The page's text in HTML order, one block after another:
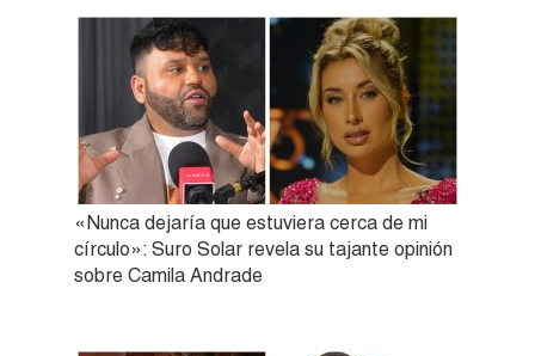
«Nunca dejaría que estuviera cerca de mi
círculo»: Suro Solar revela su tajante opinión
sobre Camila Andrade